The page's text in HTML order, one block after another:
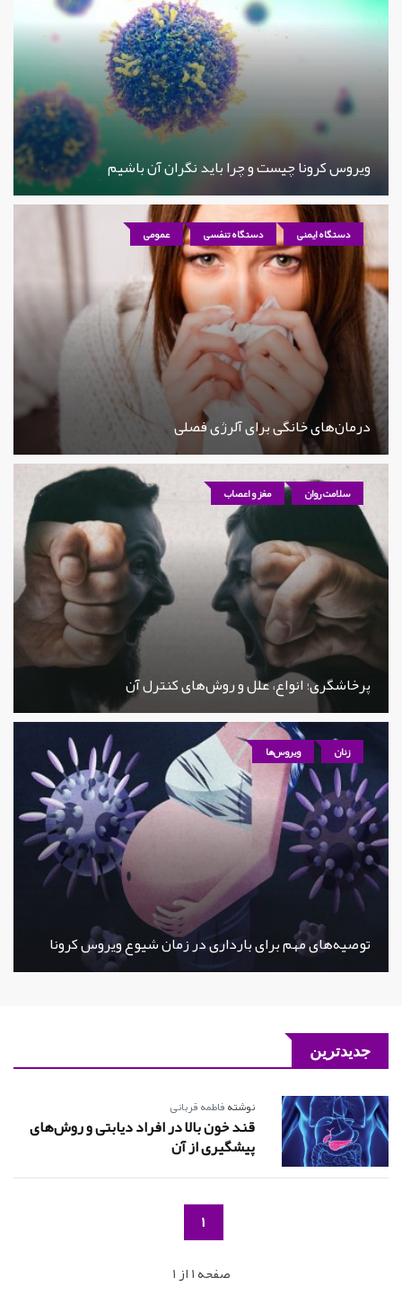
ویروس کرونا چیست و چرا باید نگران آن باشیم
دستگاه ایمنی دستگاه تنفسی عمومی
درمان‌های خانگی برای آلرژی فصلی
سلامت روان مغز و اعصاب
پرخاشگری؛ انواع، علل و روش‌های کنترل آن
زنان ویروس‌ها
توصیه‌های مهم برای بارداری در زمان شیوع ویروس کرونا
جدیدترین
نوشتهفاطمه قربانی
قند خون بالا در افراد دیابتی و روش‌های
پیشگیری از آن
1
صفحه 1 از 1